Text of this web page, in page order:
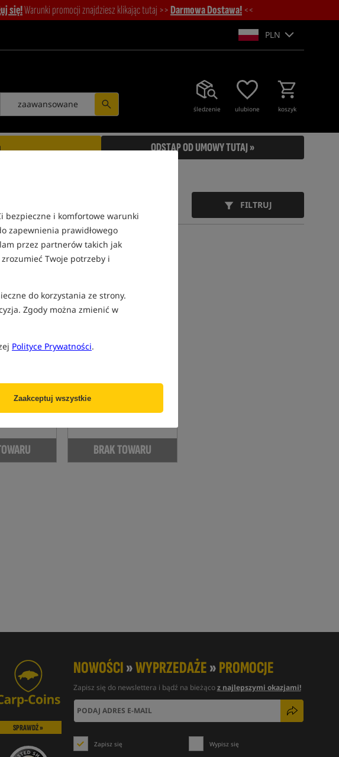
bezpieczne i komfortowe warunki
zapewnienia prawidłowego
przez partnerów takich jak
Twoje potrzeby i
do korzystania ze strony.
Zgody można zmienić w
Polityce Prywatności.
Zaakceptuj wszystkie
się!Warunki promocji znajdziesz klikając tutaj >>Darmowa Dostawa! <<
PLN
śledzenie ulubione koszyk
zaawansowane
ODSTĄP OD UMOWY TUTAJ »
FILTRUJ
4,9
23,99
BRAK TOWARU
NOWOŚCI»WYPRZEDAŻE»PROMOCJE
Zapisz się do newslettera i bądź na bieżącoz najlepszymi okazjami!
Zapisz się Wypisz się
SPRAWDŹ »